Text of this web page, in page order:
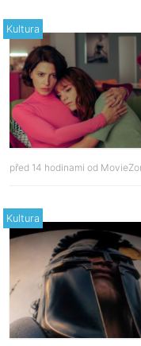
Kultura
před 14 hodinami od
Kultura